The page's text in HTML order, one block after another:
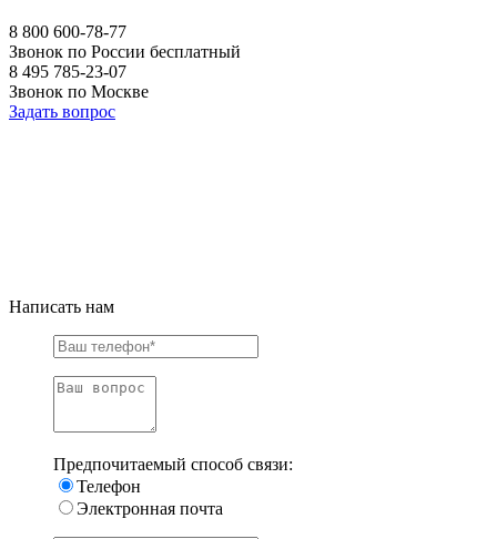
8 800 600-78-77
Звонок по России бесплатный
8 495 785-23-07
Звонок по Москве
Задать вопрос
Написать нам
Предпочитаемый способ связи:
Телефон
Электронная почта